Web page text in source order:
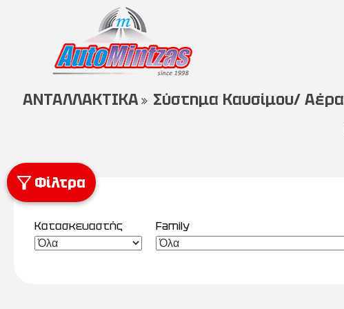
ΑΝΤΑΛΛΑΚΤΙΚΑ Σύστημα Καυσίμου/ Αέρα
Φίλτρα
Κατασκευαστής Family